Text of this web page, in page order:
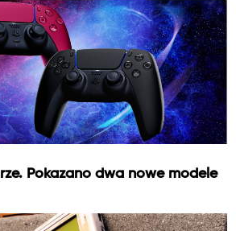
Pokazano dwa nowe modele